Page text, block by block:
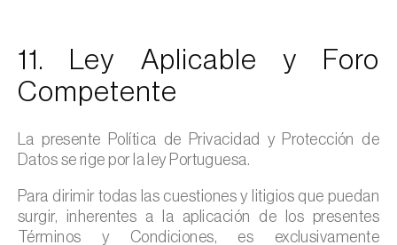
11. Ley Aplicable y Foro
Competente
La presente Política de Privacidad y Protección de
Datos se rige por la ley Portuguesa.
Para dirimir todas las cuestiones y litigios que puedan
surgir, inherentes a la aplicación de los presentes
Términos y Condiciones, es exclusivamente